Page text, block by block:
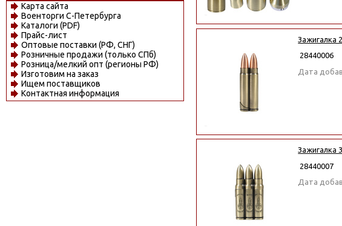
Карта сайта
Военторги С-Петербурга
Каталоги (PDF)
Прайс-лист
Оптовые поставки (РФ, СНГ)
Розничные продажи (только СПб)
Розница/мелкий опт (регионы РФ)
Изготовим на заказ
Ищем поставщиков
Контактная информация
Зажигалка
28440006
Дата
Зажигалка
28440007
Дата